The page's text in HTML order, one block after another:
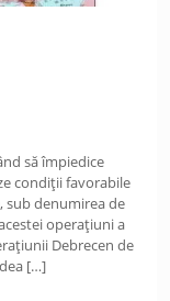
să împiedice
condiții favorabile
sub denumirea de
operațiuni a
Debrecen de
[…]